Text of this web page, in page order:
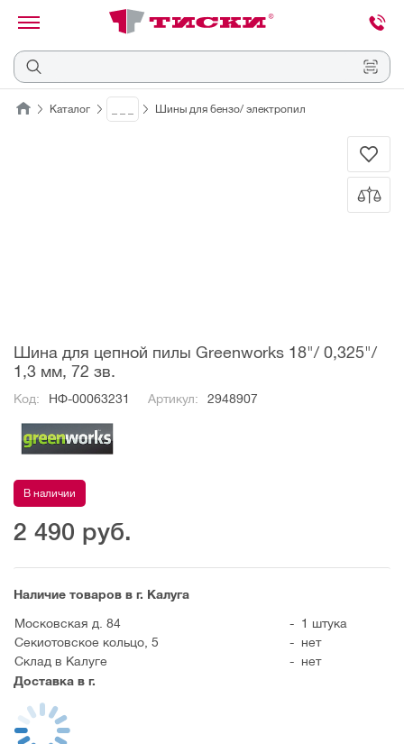
Отмена
Каталог Шины для бензо/ электропил
Шина для цепной пилы Greenworks 18"/ 0,325"/
1,3 мм, 72 зв.
Код: НФ-00063231 Артикул: 2948907
В наличии
2 490 руб.
Наличие товаров в г. Калуга
Московская д. 84
- 1 штука
Секиотовское кольцо, 5
- нет
Склад в Калуге
- нет
Доставка в г.